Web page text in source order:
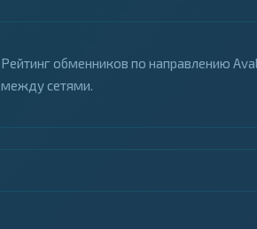
Рейтинг обменников по направлению
между сетями.